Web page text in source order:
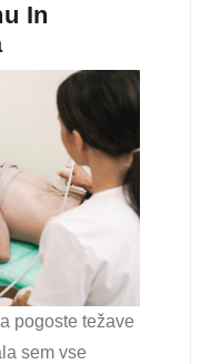
In
pogoste težave
sem vse